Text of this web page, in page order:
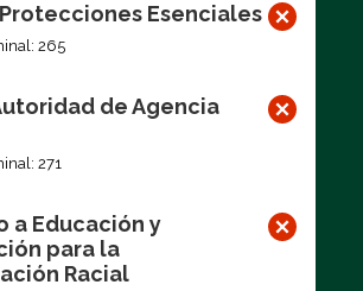
Esenciales
265
de Agencia
271
a Educación y
para la
Racial